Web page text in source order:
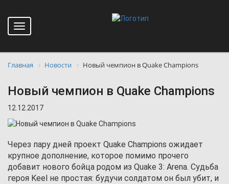
Toggle
navigation
Главная Новости Новый чемпион в Quake Champions
Новый чемпион в Quake Champions
12.12.2017
Через пару дней проект Quake Champions ожидает
крупное дополнение, которое помимо прочего
добавит нового бойца родом из Quake 3: Arena. Судьба
героя Keel не простая: будучи солдатом он был убит, и